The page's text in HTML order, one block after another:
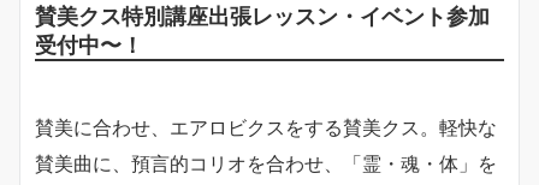
賛美クス特別講座出張レッスン・イベント参加
受付中〜！
賛美に合わせ、エアロビクスをする賛美クス。軽快な
賛美曲に、預言的コリオを合わせ、「霊・魂・体」を